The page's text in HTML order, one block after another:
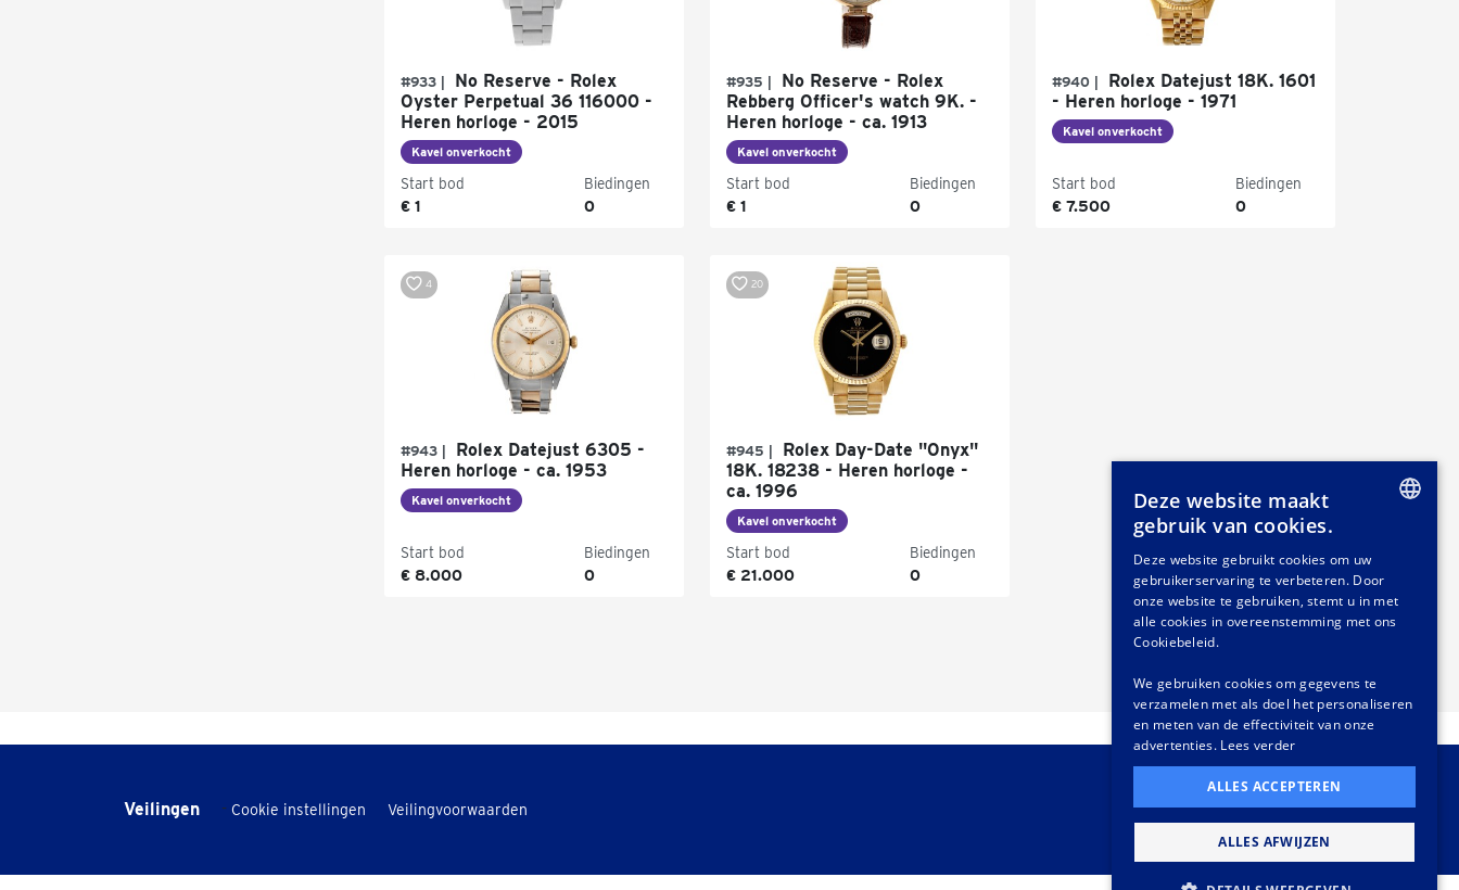
#933 |
No Reserve - Rolex
Oyster Perpetual 36 116000 -
Heren horloge - 2015
Kavel onverkocht
Start bod
€ 1
Biedingen
0
#935 |
No Reserve - Rolex
Rebberg Officer's watch 9K. -
Heren horloge - ca. 1913
Kavel onverkocht
Start bod
€ 1
Biedingen
0
#940 |
Rolex Datejust 18K. 1601
- Heren horloge - 1971
Kavel onverkocht
Start bod
€ 7.500
Biedingen
0
#943 |
Rolex Datejust 6305 -
Heren horloge - ca. 1953
Kavel onverkocht
Start bod
€ 8.000
Biedingen
0
4
#945 |
Rolex Day-Date "Onyx"
18K. 18238 - Heren horloge -
ca. 1996
Kavel onverkocht
Start bod
€ 21.000
Biedingen
0
20
‹
Veilingen - Cookie instellingen Veilingvoorwaarden
GERMAN
FRENCH
Deze website maakt
gebruik van cookies.
Deze website gebruikt cookies om uw
gebruikerservaring te verbeteren. Door
onze website te gebruiken, stemt u in met
alle cookies in overeenstemming met ons
Cookiebeleid.
We gebruiken cookies om gegevens te
verzamelen met als doel het personaliseren
en meten van de effectiviteit van onze
advertenties. Lees verder
ALLES ACCEPTEREN
ALLES AFWIJZEN